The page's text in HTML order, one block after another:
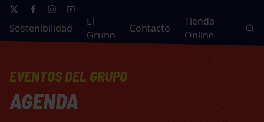
Sostenibilidad
El
Grupo
Contacto
Tienda
Online
EVENTOS DEL GRUPO
AGENDA